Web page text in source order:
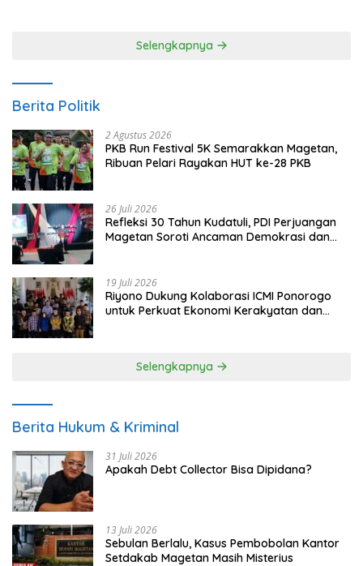
Selengkapnya
Berita Politik
2 Agustus 2026
PKB Run Festival 5K Semarakkan Magetan,
Ribuan Pelari Rayakan HUT ke-28 PKB
26 Juli 2026
Refleksi 30 Tahun Kudatuli, PDI Perjuangan
Magetan Soroti Ancaman Demokrasi dan
19 Juli 2026
Riyono Dukung Kolaborasi ICMI Ponorogo
untuk Perkuat Ekonomi Kerakyatan dan
Selengkapnya
Berita Hukum & Kriminal
31 Juli 2026
Apakah Debt Collector Bisa Dipidana?
13 Juli 2026
Sebulan Berlalu, Kasus Pembobolan Kantor
Setdakab Magetan Masih Misterius